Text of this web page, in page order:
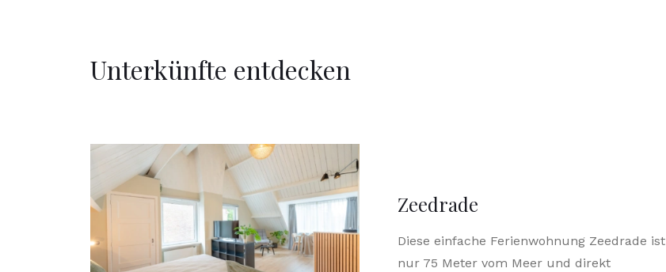
Unterkünfte entdecken
Zeedrade
Diese einfache Ferienwohnung Zeedrade ist
nur 75 Meter vom Meer und direkt